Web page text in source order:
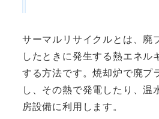
サーマルリサイクルとは、廃
したときに発生する熱エネル
する方法です。焼却炉で廃プ
し、その熱で発電したり、温
房設備に利用します。